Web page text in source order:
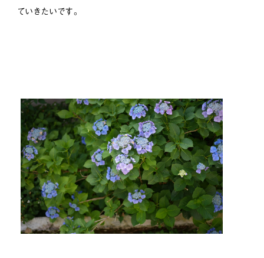
ていきたいです。